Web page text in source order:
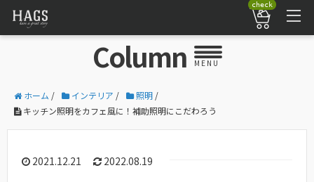
check
Column MENU
ホーム / インテリア / 照明 /
キッチン照明をカフェ風に！補助照明にこだわろう
2021.12.21 2022.08.19